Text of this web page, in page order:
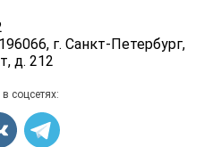
г. Санкт-Петербург,
д. 212
Вакансии
снеки
Яйца
объявлений
соцсетях: